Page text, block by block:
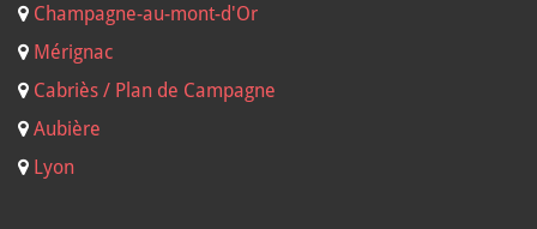
Champagne-au-mont-d'Or
Mérignac
Cabriès / Plan de Campagne
Aubière
Lyon